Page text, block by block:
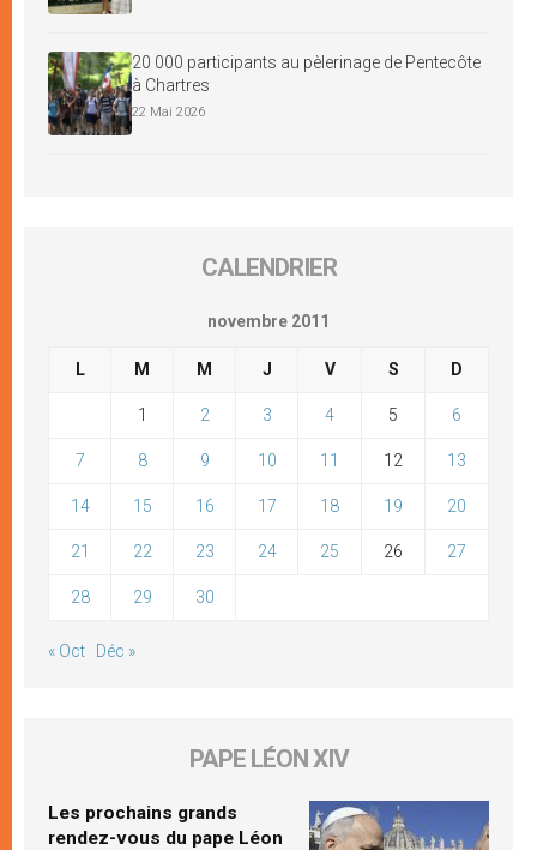
20 000 participants au pèlerinage de Pentecôte
à Chartres
22 Mai 2026
CALENDRIER
novembre 2011
L M M J V S D
1 2 3 4 5 6
7 8 9 10 11 12 13
14 15 16 17 18 19 20
21 22 23 24 25 26 27
28 29 30
« Oct Déc »
PAPE LÉON XIV
Les prochains grands
rendez-vous du pape Léon